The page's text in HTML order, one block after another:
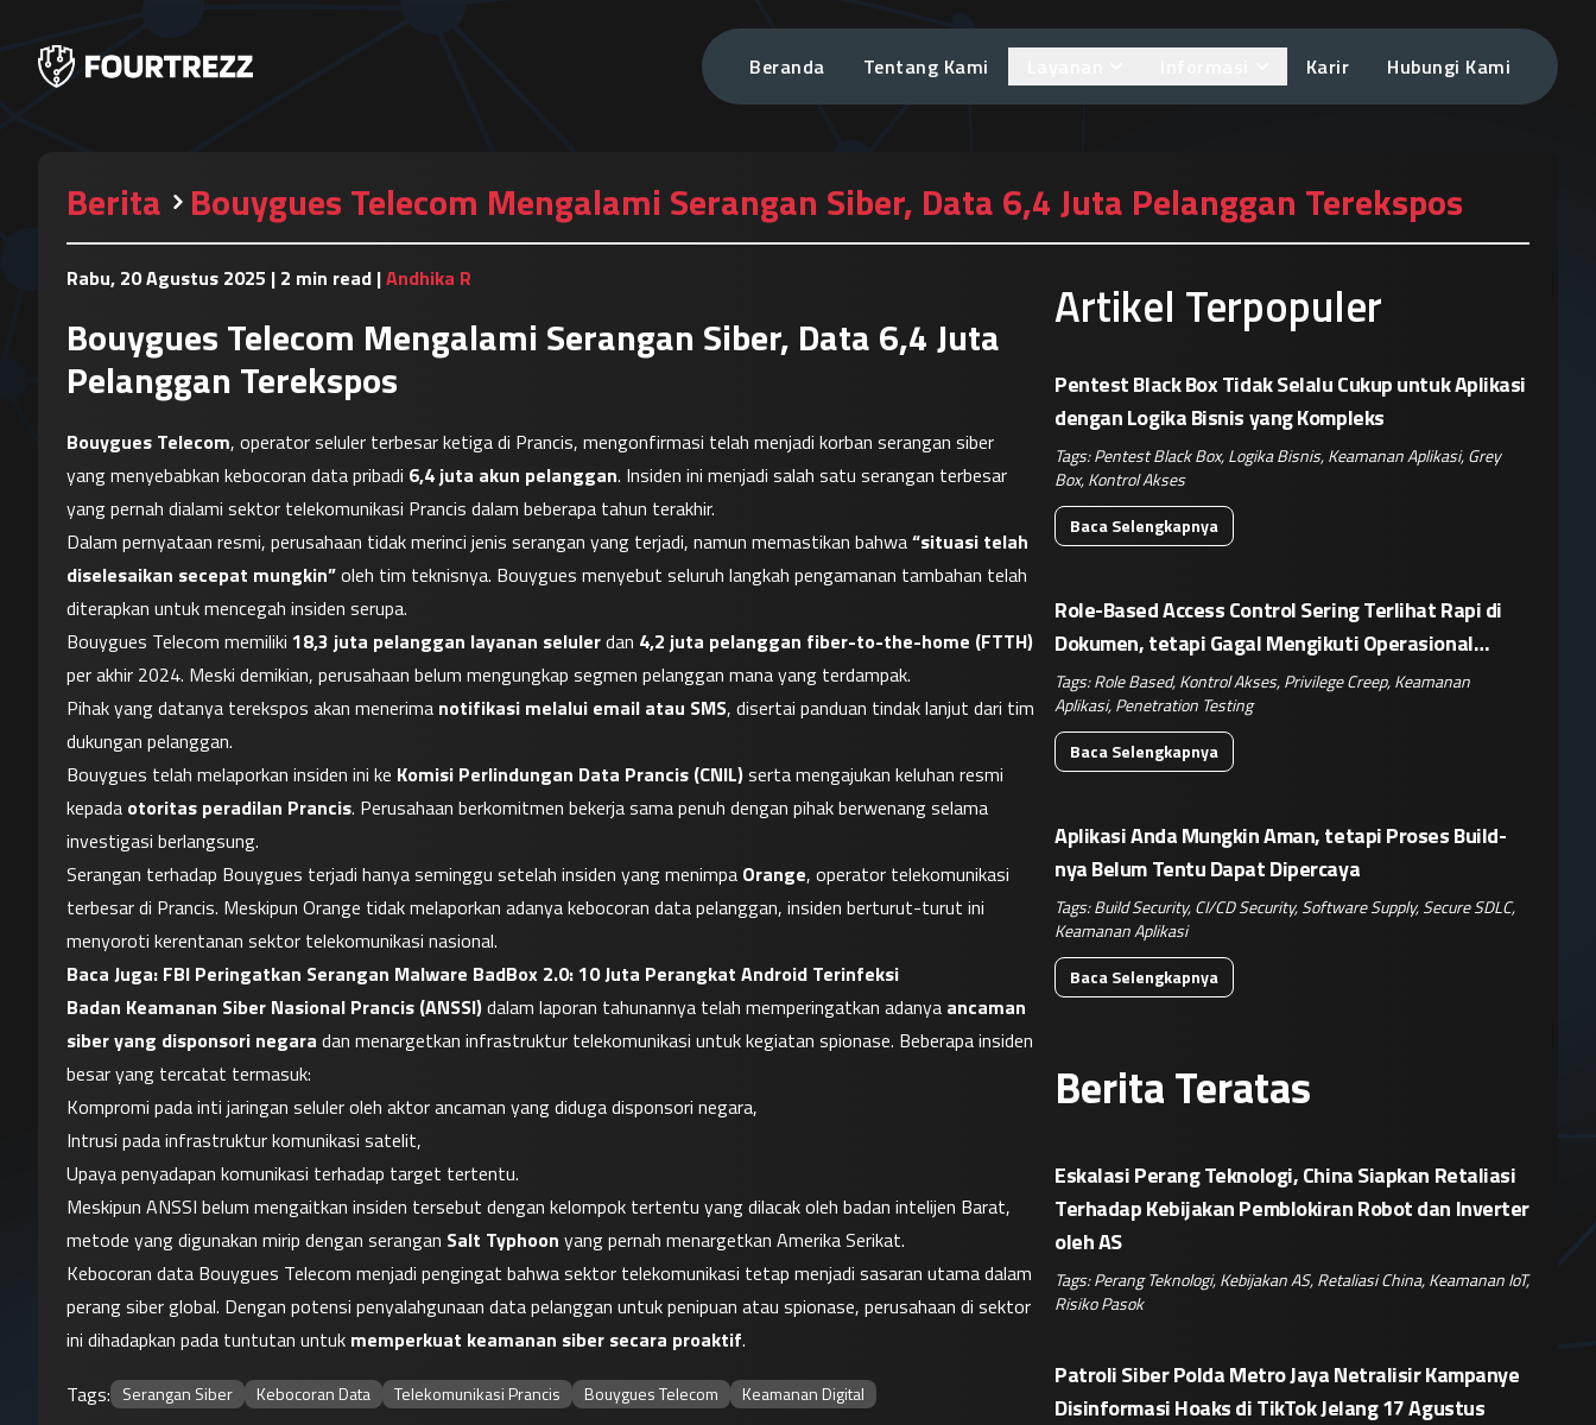
Beranda Tentang Kami Karir Hubungi Kami
Berita Bouygues Telecom Mengalami Serangan Siber, Data 6,4 Juta Pelanggan Terekspos
Rabu, 20 Agustus 2025 | 2 min read |Andhika R
Bouygues Telecom Mengalami Serangan Siber, Data 6,4 Juta
Pelanggan Terekspos
Bouygues Telecom, operator seluler terbesar ketiga di Prancis, mengonfirmasi telah menjadi korban serangan siber
yang menyebabkan kebocoran data pribadi 6,4 juta akun pelanggan. Insiden ini menjadi salah satu serangan terbesar
yang pernah dialami sektor telekomunikasi Prancis dalam beberapa tahun terakhir.
Dalam pernyataan resmi, perusahaan tidak merinci jenis serangan yang terjadi, namun memastikan bahwa “situasi telah
diselesaikan secepat mungkin” oleh tim teknisnya. Bouygues menyebut seluruh langkah pengamanan tambahan telah
diterapkan untuk mencegah insiden serupa.
Bouygues Telecom memiliki 18,3 juta pelanggan layanan seluler dan 4,2 juta pelanggan fiber-to-the-home (FTTH)
per akhir 2024. Meski demikian, perusahaan belum mengungkap segmen pelanggan mana yang terdampak.
Pihak yang datanya terekspos akan menerima notifikasi melalui email atau SMS, disertai panduan tindak lanjut dari tim
dukungan pelanggan.
Bouygues telah melaporkan insiden ini ke Komisi Perlindungan Data Prancis (CNIL) serta mengajukan keluhan resmi
kepada otoritas peradilan Prancis. Perusahaan berkomitmen bekerja sama penuh dengan pihak berwenang selama
investigasi berlangsung.
Serangan terhadap Bouygues terjadi hanya seminggu setelah insiden yang menimpa Orange, operator telekomunikasi
terbesar di Prancis. Meskipun Orange tidak melaporkan adanya kebocoran data pelanggan, insiden berturut-turut ini
menyoroti kerentanan sektor telekomunikasi nasional.
Baca Juga: FBI Peringatkan Serangan Malware BadBox 2.0: 10 Juta Perangkat Android Terinfeksi
Badan Keamanan Siber Nasional Prancis (ANSSI) dalam laporan tahunannya telah memperingatkan adanya ancaman
siber yang disponsori negara dan menargetkan infrastruktur telekomunikasi untuk kegiatan spionase. Beberapa insiden
besar yang tercatat termasuk:
Kompromi pada inti jaringan seluler oleh aktor ancaman yang diduga disponsori negara,
Intrusi pada infrastruktur komunikasi satelit,
Upaya penyadapan komunikasi terhadap target tertentu.
Meskipun ANSSI belum mengaitkan insiden tersebut dengan kelompok tertentu yang dilacak oleh badan intelijen Barat,
metode yang digunakan mirip dengan serangan Salt Typhoon yang pernah menargetkan Amerika Serikat.
Kebocoran data Bouygues Telecom menjadi pengingat bahwa sektor telekomunikasi tetap menjadi sasaran utama dalam
perang siber global. Dengan potensi penyalahgunaan data pelanggan untuk penipuan atau spionase, perusahaan di sektor
ini dihadapkan pada tuntutan untuk memperkuat keamanan siber secara proaktif.
Tags: Serangan Siber Kebocoran Data Telekomunikasi Prancis Bouygues Telecom Keamanan Digital
Artikel Terpopuler
Pentest Black Box Tidak Selalu Cukup untuk Aplikasi
dengan Logika Bisnis yang Kompleks
Tags:Pentest Black Box,Logika Bisnis,Keamanan Aplikasi,Grey
Box,Kontrol Akses
Baca Selengkapnya
Role-Based Access Control Sering Terlihat Rapi di
Dokumen, tetapi Gagal Mengikuti Operasional
Nyata
Tags:Role Based,Kontrol Akses,Privilege Creep,Keamanan
Aplikasi,Penetration Testing
Baca Selengkapnya
Aplikasi Anda Mungkin Aman, tetapi Proses Build-
nya Belum Tentu Dapat Dipercaya
Tags:Build Security,CI/CD Security,Software Supply,Secure SDLC,
Keamanan Aplikasi
Baca Selengkapnya
Berita Teratas
Eskalasi Perang Teknologi, China Siapkan Retaliasi
Terhadap Kebijakan Pemblokiran Robot dan Inverter
oleh AS
Tags:Perang Teknologi,Kebijakan AS,Retaliasi China,Keamanan IoT,
Risiko Pasok
Patroli Siber Polda Metro Jaya Netralisir Kampanye
Disinformasi Hoaks di TikTok Jelang 17 Agustus